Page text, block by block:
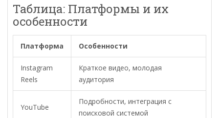
Таблица: Платформы и их
особенности
Платформа Особенности
Instagram
Reels
Краткое видео, молодая
аудитория
YouTube
Подробности, интеграция с
поисковой системой